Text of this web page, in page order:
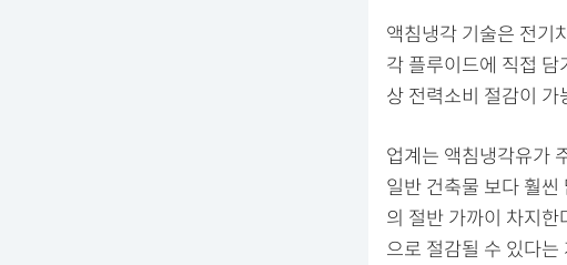
액침냉각 기술은 전기
각 플루이드에 직접
상 전력소비 절감이 가
업계는 액침냉각유가
일반 건축물 보다 훨
의 절반 가까이 차지
으로 절감될 수 있다는